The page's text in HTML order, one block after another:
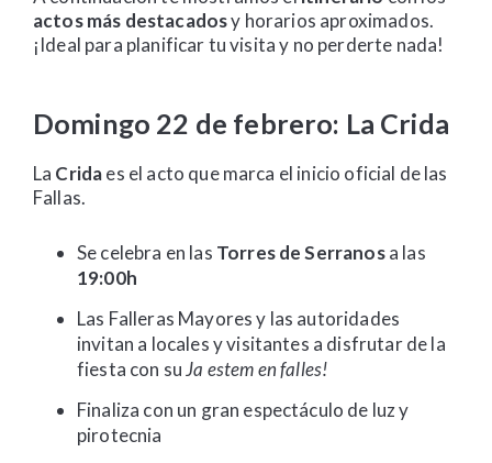
actos más destacadosy horarios aproximados.
¡Ideal para planificar tu visita y no perderte nada!
Domingo 22 de febrero: La Crida
La Cridaes el acto que marca el inicio oficial de las
Fallas.
Se celebra en las Torres de Serranosa las
19:00h
Las Falleras Mayores y las autoridades
invitan a locales y visitantes a disfrutar de la
fiesta con suJa estem en falles!
Finaliza con un gran espectáculo de luz y
pirotecnia